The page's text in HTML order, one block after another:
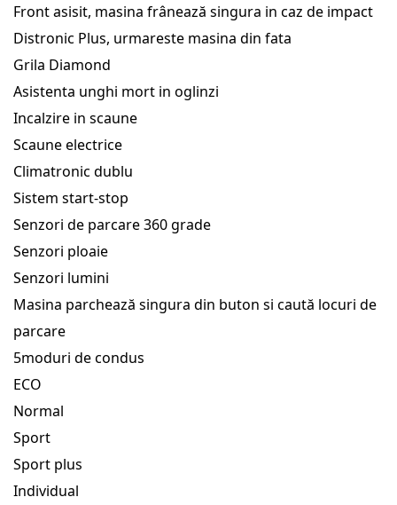
Front asisit, masina frânează singura in caz de impact
Distronic Plus, urmareste masina din fata
Grila Diamond
Asistenta unghi mort in oglinzi
Incalzire in scaune
Scaune electrice
Climatronic dublu
Sistem start-stop
Senzori de parcare 360 grade
Senzori ploaie
Senzori lumini
Masina parchează singura din buton si caută locuri de
parcare
5moduri de condus
ECO
Normal
Sport
Sport plus
Individual